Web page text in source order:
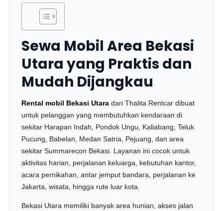
Sewa Mobil Area Bekasi
Utara yang Praktis dan
Mudah Dijangkau
Rental mobil Bekasi Utara dari Thalita Rentcar dibuat
untuk pelanggan yang membutuhkan kendaraan di
sekitar Harapan Indah, Pondok Ungu, Kaliabang, Teluk
Pucung, Babelan, Medan Satria, Pejuang, dan area
sekitar Summarecon Bekasi. Layanan ini cocok untuk
aktivitas harian, perjalanan keluarga, kebutuhan kantor,
acara pernikahan, antar jemput bandara, perjalanan ke
Jakarta, wisata, hingga rute luar kota.
Bekasi Utara memiliki banyak area hunian, akses jalan